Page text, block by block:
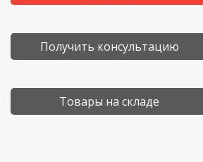
Получить консультацию
Товары на складе